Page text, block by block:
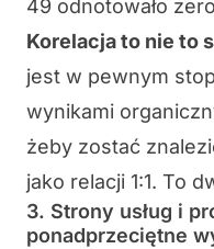
49 odnotowało
Korelacja to nie to
jest w pewnym
wynikami
żeby zostać
jako relacji 1:1. To
3. Strony usług i
ponadprzeciętne